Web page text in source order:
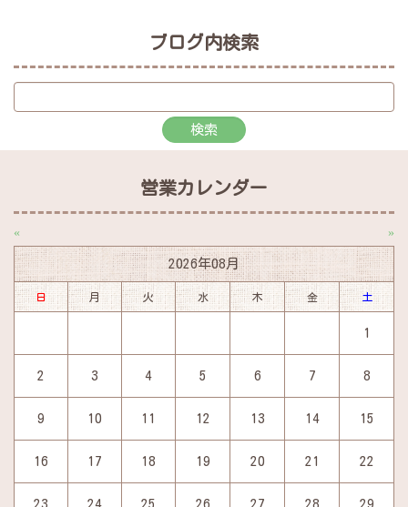
ブログ内検索
営業カレンダー
« »
2026年08月
日 月 火 水 木 金 土
1
2 3 4 5 6 7 8
9 10 11 12 13 14 15
16 17 18 19 20 21 22
23 24 25 26 27 28 29